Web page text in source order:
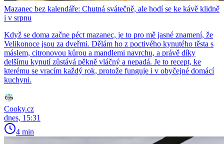
Mazanec bez kalendáře: Chutná svátečně, ale hodí se ke kávě klidně
i v srpnu
Když se doma začne péct mazanec, je to pro mě jasné znamení, že
Velikonoce jsou za dveřmi. Dělám ho z poctivého kynutého těsta s
máslem, citronovou kůrou a mandlemi navrchu, a právě díky
delšímu kynutí zůstává pěkně vláčný a nepadá. Je to recept, ke
kterému se vracím každý rok, protože funguje i v obyčejné domácí
kuchyni.
Cooky.cz
dnes, 15:31
4 min